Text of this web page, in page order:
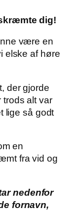
dig!
være en
elske af høre
der gjorde
trods alt var
lige så godt
en
fra vid og
nedenfor
fornavn,